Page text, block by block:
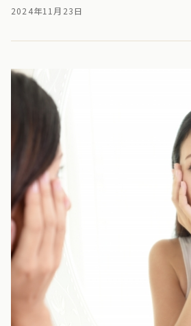
2024年11月23日